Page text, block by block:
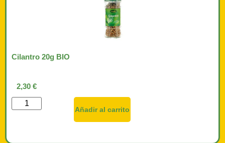
Cilantro 20g BIO
2,30 €
Añadir al carrito